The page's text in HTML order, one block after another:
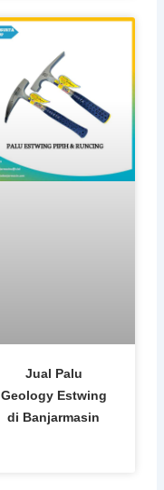
Jual Palu
Geology Estwing
di Banjarmasin